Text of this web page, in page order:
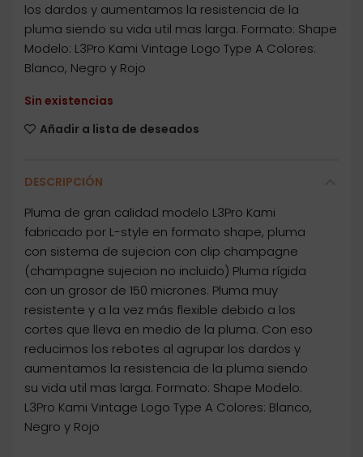
los dardos y aumentamos la resistencia de la
pluma siendo su vida util mas larga. Formato: Shape
Modelo: L3Pro Kami Vintage Logo Type A Colores:
Blanco, Negro y Rojo
Sin existencias
Añadir a lista de deseados
DESCRIPCIÓN
Pluma de gran calidad modelo L3Pro Kami
fabricado por L-style en formato shape, pluma
con sistema de sujecion con clip champagne
(champagne sujecion no incluido) Pluma rígida
con un grosor de 150 micrones. Pluma muy
resistente y a la vez más flexible debido a los
cortes que lleva en medio de la pluma. Con eso
reducimos los rebotes al agrupar los dardos y
aumentamos la resistencia de la pluma siendo
su vida util mas larga. Formato: Shape Modelo:
L3Pro Kami Vintage Logo Type A Colores: Blanco,
Negro y Rojo